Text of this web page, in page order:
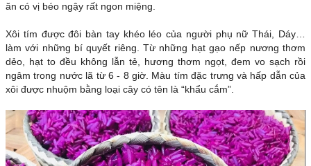
ăn có vị béo ngậy rất ngon miệng.
Xôi tím được đôi bàn tay khéo léo của người phụ nữ Thái, Dáy…
làm với những bí quyết riêng. Từ những hạt gạo nếp nương thơm
dẻo, hạt to đều không lẫn tẻ, hương thơm ngọt, đem vo sạch rồi
ngâm trong nước lã từ 6 - 8 giờ. Màu tím đặc trưng và hấp dẫn của
xôi được nhuộm bằng loại cây có tên là “khẩu cắm”.